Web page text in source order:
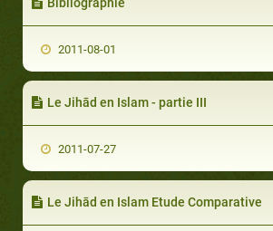
2011-08-01
Le Jihād en Islam - partie III
2011-07-27
Le Jihād en Islam Etude Comparative